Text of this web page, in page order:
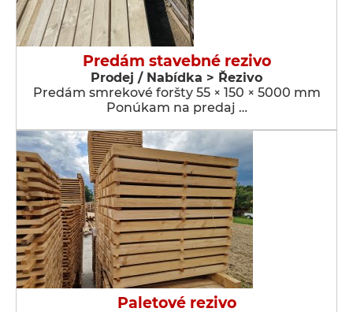
Predám stavebné rezivo
Prodej / Nabídka > Řezivo
Predám smrekové foršty 55 × 150 × 5000 mm
Ponúkam na predaj …
Paletové rezivo